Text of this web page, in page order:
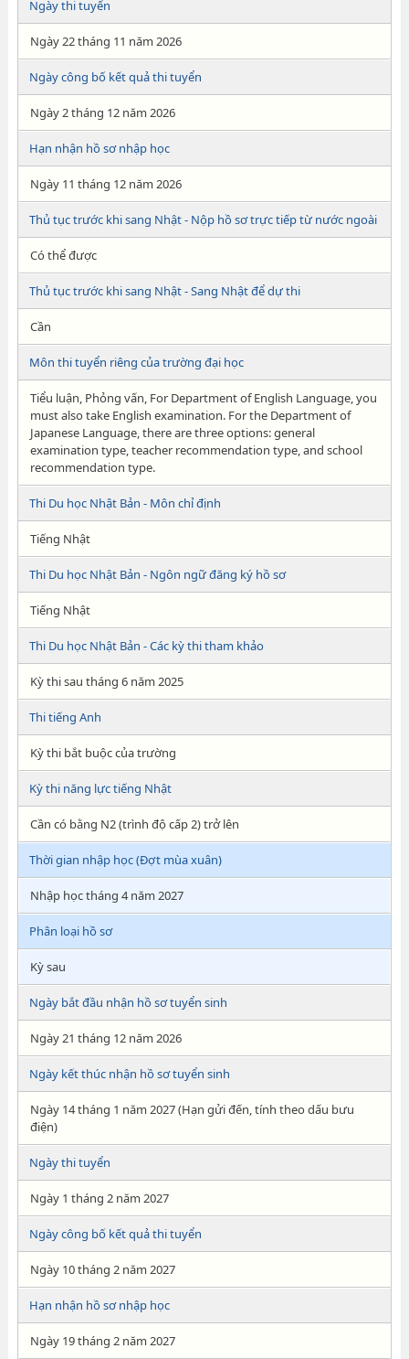
Ngày thi tuyển
Ngày 22 tháng 11 năm 2026
Ngày công bố kết quả thi tuyển
Ngày 2 tháng 12 năm 2026
Hạn nhận hồ sơ nhập học
Ngày 11 tháng 12 năm 2026
Thủ tục trước khi sang Nhật - Nộp hồ sơ trực tiếp từ nước ngoài
Có thể được
Thủ tục trước khi sang Nhật - Sang Nhật để dự thi
Cần
Môn thi tuyển riêng của trường đại học
Tiểu luận, Phỏng vấn, For Department of English Language, you
must also take English examination. For the Department of
Japanese Language, there are three options: general
examination type, teacher recommendation type, and school
recommendation type.
Thi Du học Nhật Bản - Môn chỉ định
Tiếng Nhật
Thi Du học Nhật Bản - Ngôn ngữ đăng ký hồ sơ
Tiếng Nhật
Thi Du học Nhật Bản - Các kỳ thi tham khảo
Kỳ thi sau tháng 6 năm 2025
Thi tiếng Anh
Kỳ thi bắt buộc của trường
Kỳ thi năng lực tiếng Nhật
Cần có bằng N2 (trình độ cấp 2) trở lên
Thời gian nhập học (Đợt mùa xuân)
Nhập học tháng 4 năm 2027
Phân loại hồ sơ
Kỳ sau
Ngày bắt đầu nhận hồ sơ tuyển sinh
Ngày 21 tháng 12 năm 2026
Ngày kết thúc nhận hồ sơ tuyển sinh
Ngày 14 tháng 1 năm 2027 (Hạn gửi đến, tính theo dấu bưu
điện)
Ngày thi tuyển
Ngày 1 tháng 2 năm 2027
Ngày công bố kết quả thi tuyển
Ngày 10 tháng 2 năm 2027
Hạn nhận hồ sơ nhập học
Ngày 19 tháng 2 năm 2027